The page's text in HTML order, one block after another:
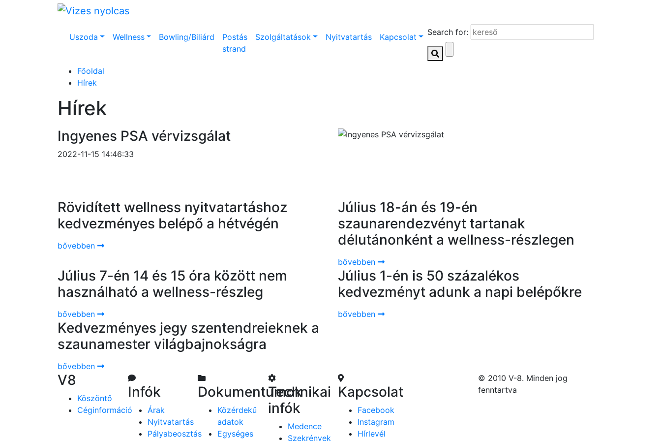
Uszoda Wellness Bowling/Biliárd
Postás
strand
Szolgáltatások Nyitvatartás Kapcsolat Search for:
Főoldal
Hírek
Hírek
Ingyenes PSA vérvizsgálat
2022-11-15 14:46:33
Rövidített wellness nyitvatartáshoz
kedvezményes belépő a hétvégén
bővebben
Július 18-án és 19-én
szaunarendezvényt tartanak
délutánonként a wellness-részlegen
bővebben
Július 7-én 14 és 15 óra között nem
használható a wellness-részleg
bővebben
Július 1-én is 50 százalékos
kedvezményt adunk a napi belépőkre
bővebben
Kedvezményes jegy szentendreieknek a
szaunamester világbajnokságra
bővebben
V8
Köszöntő
Céginformáció
Infók
Árak
Nyitvatartás
Pályabeosztás
Dokumentumok
Közérdekű
adatok
Egységes
Technikai
infók
Medence
Szekrények
Kapcsolat
Facebook
Instagram
Hírlevél
© 2010 V-8. Minden jog
fenntartva